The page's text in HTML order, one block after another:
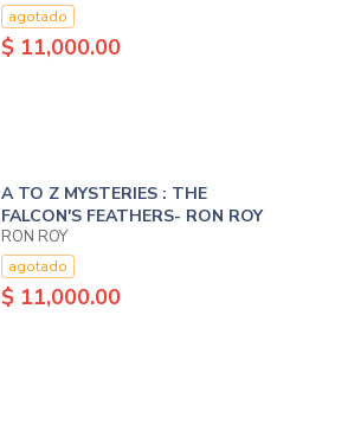
agotado
$ 11,000.00
A TO Z MYSTERIES : THE
FALCON'S FEATHERS- RON ROY
RON ROY
agotado
$ 11,000.00